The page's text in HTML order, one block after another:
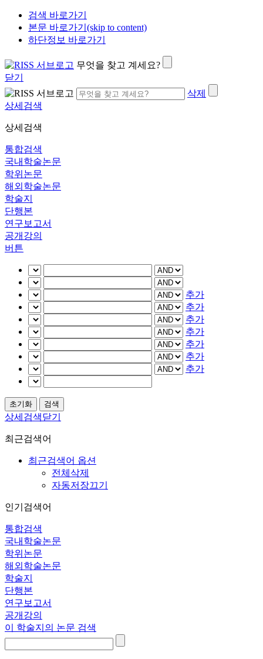
검색 바로가기
본문 바로가기(skip to content)
하단정보 바로가기
무엇을 찾고 계세요?
닫기
삭제
상세검색
상세검색
통합검색
국내학술논문
학위논문
해외학술논문
학술지
단행본
연구보고서
공개강의
버튼
추가
추가
추가
추가
추가
추가
추가
상세검색닫기
최근검색어
최근검색어 옵션
전체삭제
자동저장끄기
인기검색어
통합검색
국내학술논문
학위논문
해외학술논문
학술지
단행본
연구보고서
공개강의
이 학술지의 논문 검색